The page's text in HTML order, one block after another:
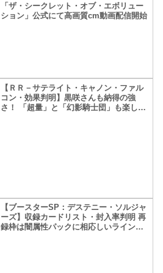
「ザ・シークレット・オブ・エボリュー
ション」公式にて高画質cm動画配信開始
【ＲＲ－サテライト・キャノン・ファル
コン・効果判明】黒咲さんも納得の強
さ！ 「超量」と「幻影騎士団」も楽しみ
【ブースターSP：デステニー・ソルジャ
ーズ】収録カードリスト・封入率判明 再
録枠は闇属性パックに相応しいラインナ